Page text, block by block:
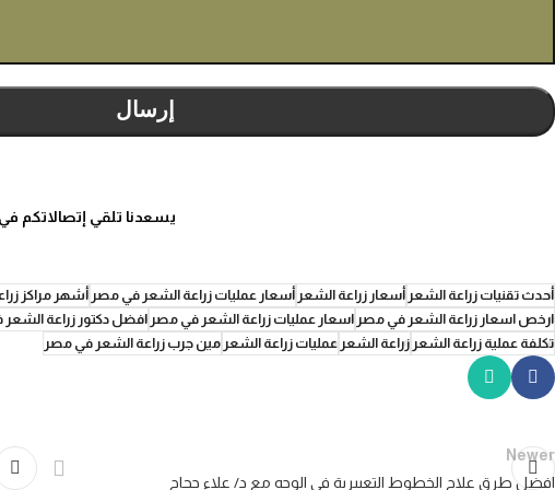
يسعدنا تلقي إتصالاتكم
أحدث تقنيات زراعة الشعر أسعار زراعة الشعر أسعار عمليات زراعة الشعر في مصر أشهر مراكز
ارخص اسعار زراعة الشعر في مصر اسعار عمليات زراعة الشعر في مصر افضل دكتور زراعة
تكلفة عملية زراعة الشعر زراعة الشعر عمليات زراعة الشعر مين جرب زراعة الشعر في مصر
Newer
افضل طرق علاج الخطوط التعبيرية فى الوجه مع د/ علاء حجاج